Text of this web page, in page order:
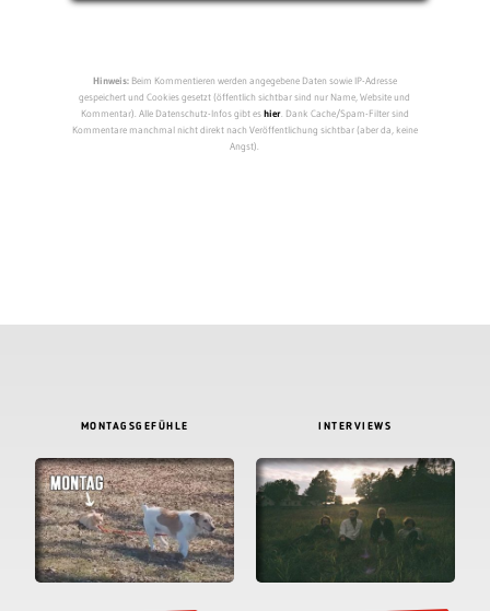
Hinweis:Beim Kommentieren werden angegebene Daten sowie IP-Adresse
gespeichert und Cookies gesetzt (öffentlich sichtbar sind nur Name, Website und
Kommentar). Alle Datenschutz-Infos gibt eshier. Dank Cache/Spam-Filter sind
Kommentare manchmal nicht direkt nach Veröffentlichung sichtbar (aber da, keine
Angst).
MONTAGSGEFÜHLE INTERVIEWS